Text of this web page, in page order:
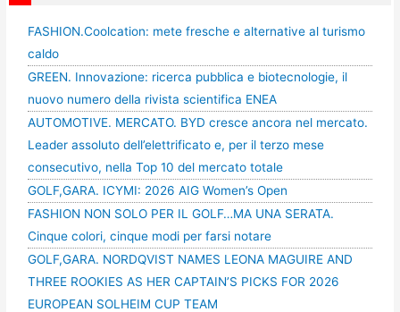
FASHION.Coolcation: mete fresche e alternative al turismo
caldo
GREEN. Innovazione: ricerca pubblica e biotecnologie, il
nuovo numero della rivista scientifica ENEA
AUTOMOTIVE. MERCATO. BYD cresce ancora nel mercato.
Leader assoluto dell’elettrificato e, per il terzo mese
consecutivo, nella Top 10 del mercato totale
GOLF,GARA. ICYMI: 2026 AIG Women’s Open
FASHION NON SOLO PER IL GOLF…MA UNA SERATA.
Cinque colori, cinque modi per farsi notare
GOLF,GARA. NORDQVIST NAMES LEONA MAGUIRE AND
THREE ROOKIES AS HER CAPTAIN’S PICKS FOR 2026
EUROPEAN SOLHEIM CUP TEAM